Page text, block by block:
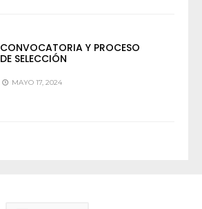
CONVOCATORIA Y PROCESO
DE SELECCIÓN
MAYO 17, 2024